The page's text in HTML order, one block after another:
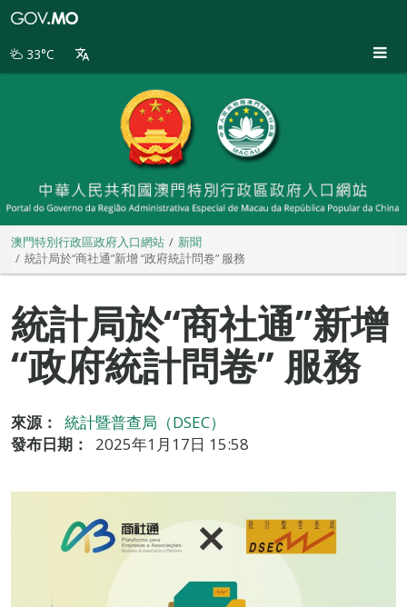
別
33°C
澳門特別行政區政府入口網站
新聞
統計局於“商社通”新增 “政府統計問卷” 服務
統計局於“商社通”新增
“政府統計問卷” 服務
來源：
統計暨普查局（DSEC）
發布日期：
2025年1月17日 15:58